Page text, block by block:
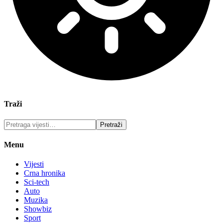
Traži
Menu
Vijesti
Crna hronika
Sci-tech
Auto
Muzika
Showbiz
Sport